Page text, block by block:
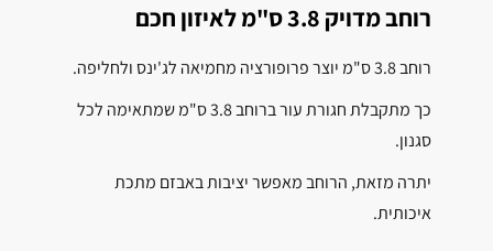
רוחב מדויק 3.8 ס"מ לאיזון חכם
רוחב 3.8 ס"מ יוצר פרופורציה מחמיאה לג'ינס ולחליפה.
כך מתקבלת חגורת עור ברוחב 3.8 ס"מ שמתאימה לכל
סגנון.
יתרה מזאת, הרוחב מאפשר יציבות באבזם מתכת
איכותית.